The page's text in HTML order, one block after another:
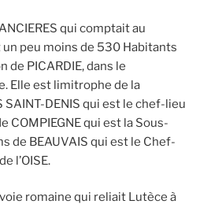
qui comptait au
peu moins de 530 Habitants
de PICARDIE, dans le
Elle est limitrophe de la
SAINT-DENIS qui est le chef-lieu
COMPIEGNE qui est la Sous-
de BEAUVAIS qui est le Chef-
l’OISE.
romaine qui reliait Lutèce à